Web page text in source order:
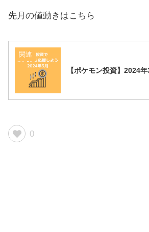
先月の値動きはこちら
関連
【ポケモン投資】2024
0